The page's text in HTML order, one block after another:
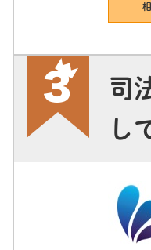
司
し